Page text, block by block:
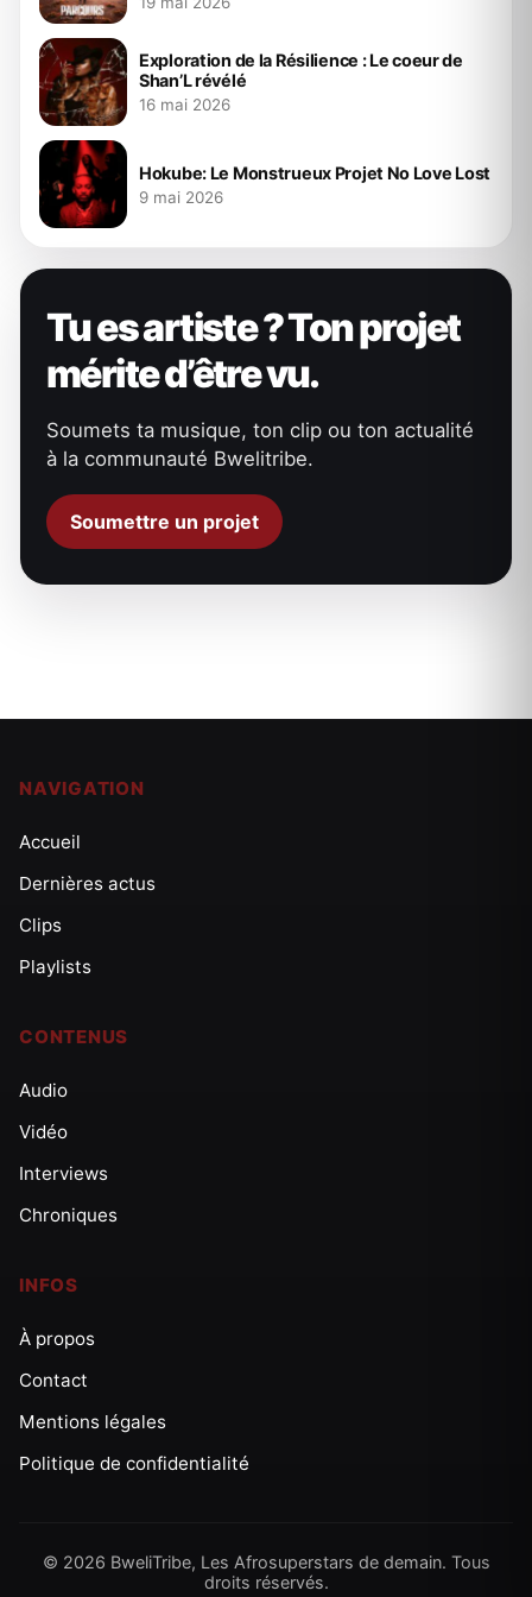
Exploration de la Résilience : Le coeur de
Shan’L révélé
16 mai 2026
Hokube: Le Monstrueux Projet No Love Lost
9 mai 2026
Tu es artiste ? Ton projet
mérite d’être vu.
Soumets ta musique, ton clip ou ton actualité
à la communauté Bwelitribe.
Soumettre un projet
NAVIGATION
Accueil
Dernières actus
Clips
Playlists
CONTENUS
Audio
Vidéo
Interviews
Chroniques
INFOS
À propos
Contact
Mentions légales
Politique de confidentialité
© 2026 BweliTribe, Les Afrosuperstars de demain. Tous
droits réservés.